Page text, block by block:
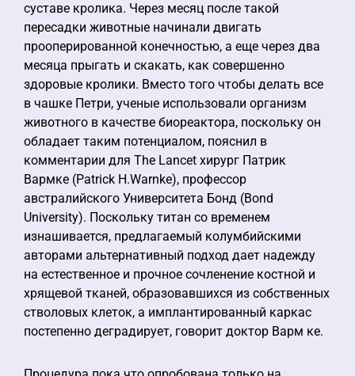
суставе кролика. Через месяц после такой
пересадки животные начинали двигать
прооперированной конечностью, а еще через два
месяца прыгать и скакать, как совершенно
здоровые кролики. Вместо того чтобы делать все
в чашке Петри, ученые использовали организм
животного в качестве биореактора, поскольку он
обладает таким потенциалом, пояснил в
комментарии для The Lancet хирург Патрик
Вармке (Patrick H.Warnke), профессор
австралийского Университета Бонд (Bond
University). Поскольку титан со временем
изнашивается, предлагаемый колумбийскими
авторами альтернативный подход дает надежду
на естественное и прочное сочленение костной и
хрящевой тканей, образовавшихся из собственных
стволовых клеток, а имплантированный каркас
постепенно деградирует, говорит доктор Варм ке.